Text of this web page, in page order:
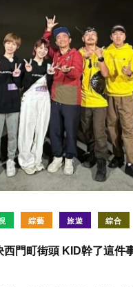
綜藝 旅遊 綜合
門町街頭 KID幹了這件